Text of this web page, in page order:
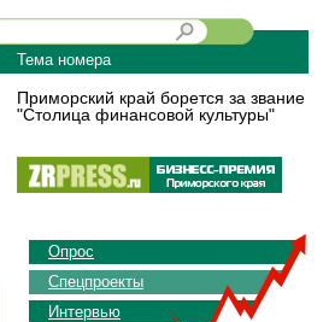
Тема номера
Приморский край борется за звание
"Столица финансовой культуры"
Опрос
Спецпроекты
Интервью